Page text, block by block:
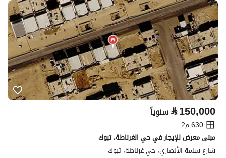
⃁150,000 سنوياً
630 م2
مبنى معرض للإيجار في حي الغرناطة، تبوك
شارع سلمة الأنصاري، حي غرناطة، تبوك